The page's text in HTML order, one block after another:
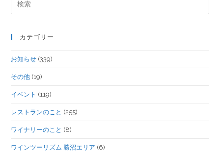
カテゴリー
お知らせ (339)
その他 (19)
イベント (119)
レストランのこと (255)
ワイナリーのこと (8)
ワインツーリズム 勝沼エリア (6)